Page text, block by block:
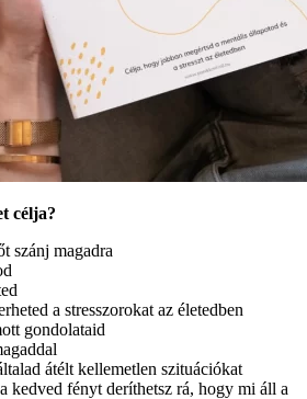
célja?
szánj magadra
a stresszorokat az életedben
gondolataid
átélt kellemetlen szituációkat
kedved fényt deríthetsz rá, hogy mi áll a